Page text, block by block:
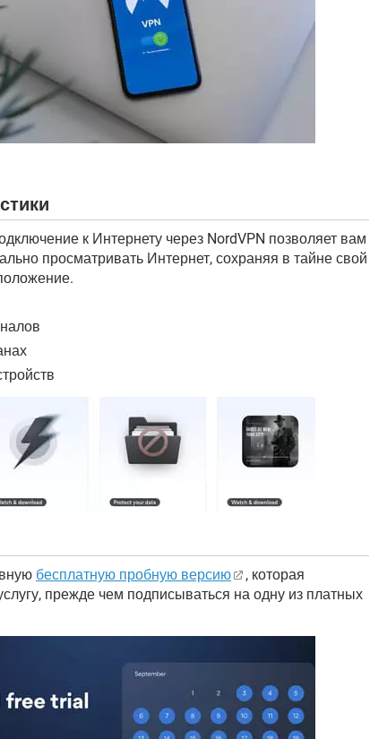
к Интернету через NordVPN позволяет вам
просматривать Интернет, сохраняя в тайне свой
бесплатную пробную версию
, которая
прежде чем подписываться на одну из платных